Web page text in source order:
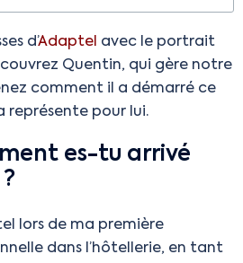
d’Adaptel avec le portrait
Quentin, qui gère notre
comment il a démarré ce
représente pour lui.
es-tu arrivé
lors de ma première
dans l’hôtellerie, en tant